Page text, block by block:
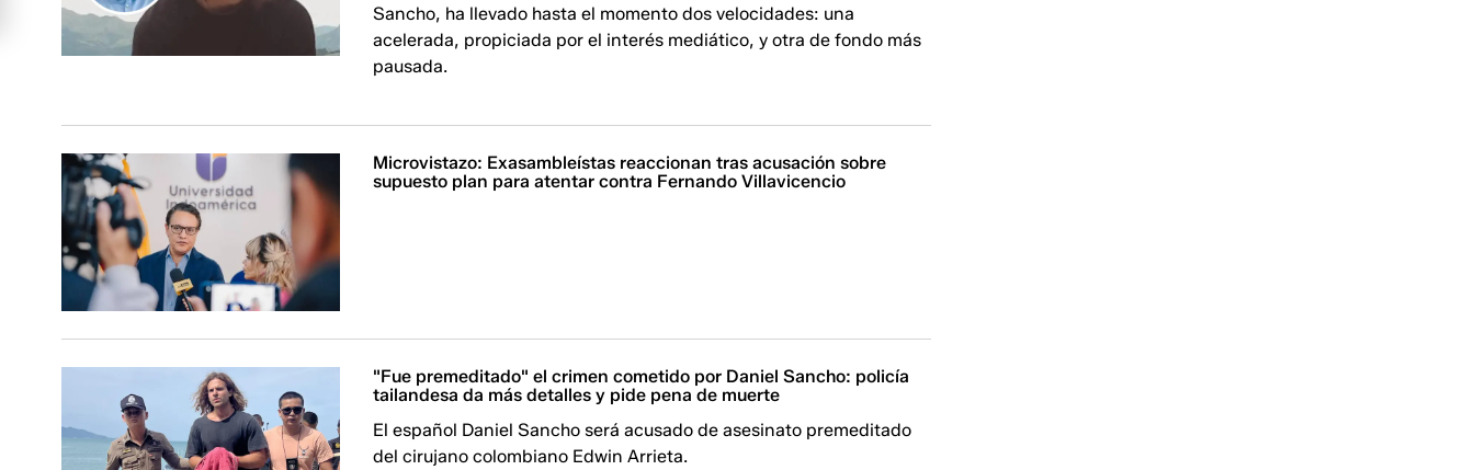
Sancho, ha llevado hasta el momento dos velocidades: una
acelerada, propiciada por el interés mediático, y otra de fondo más
pausada.
Microvistazo: Exasambleístas reaccionan tras acusación sobre
supuesto plan para atentar contra Fernando Villavicencio
"Fue premeditado" el crimen cometido por Daniel Sancho: policía
tailandesa da más detalles y pide pena de muerte
El español Daniel Sancho será acusado de asesinato premeditado
del cirujano colombiano Edwin Arrieta. ​​​​​​